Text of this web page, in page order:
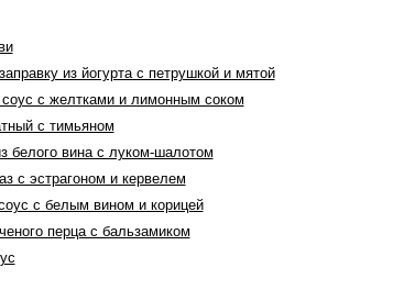
из йогурта с петрушкой и мятой
с желтками и лимонным соком
с тимьяном
белого вина с луком-шалотом
с эстрагоном и кервелем
с белым вином и корицей
перца с бальзамиком